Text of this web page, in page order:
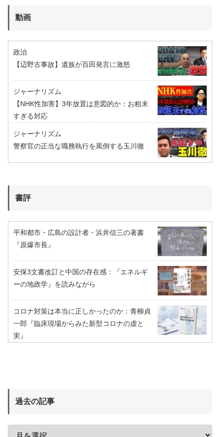
動画
政治
【辺野古事故】遺族が百田発言に激怒
ジャーナリズム
【NHK性加害】3年放置は意図的か：お粗末
すぎる対応
ジャーナリズム
警察官の正当な職務執行を罵倒する玉川徹
書評
平和都市・広島の設計者・浜井信三の著書
『原爆市長』
安保3文書改訂と中国の存在感：『エネルギ
ーの地政学』を読みながら
コロナ対策は本当に正しかったのか：青柳貞
一郎『臨床現場からみた新型コロナの虚と
実』
過去の記事